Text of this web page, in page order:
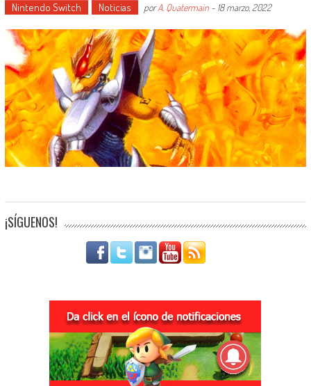
Nintendo Switch Noticias porA. Quatermain- 18 marzo, 2022
¡SÍGUENOS!